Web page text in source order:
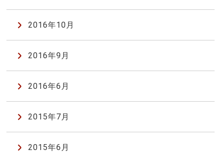
2016年10月
2016年9月
2016年6月
2015年7月
2015年6月